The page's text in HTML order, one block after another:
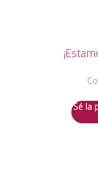
Sé la